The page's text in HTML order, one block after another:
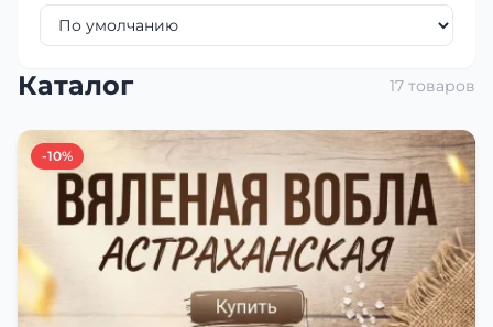
Каталог 17 товаров
-10%